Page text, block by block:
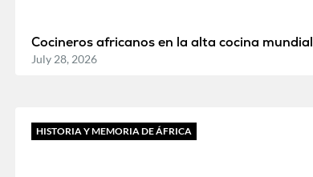
Cocineros africanos en la alta cocina mundial
July 28, 2026
HISTORIA Y MEMORIA DE ÁFRICA